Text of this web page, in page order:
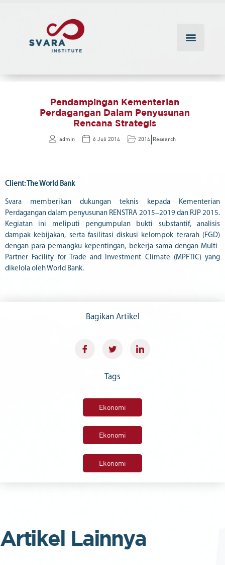
Pendampingan Kementerian
Perdagangan Dalam Penyusunan
Rencana Strategis
admin 6 Juli 2014 2014 Research
Client: The World Bank
Svara memberikan dukungan teknis kepada Kementerian
Perdagangan dalam penyusunan RENSTRA 2015–2019 dan RJP 2015.
Kegiatan ini meliputi pengumpulan bukti substantif, analisis
dampak kebijakan, serta fasilitasi diskusi kelompok terarah (FGD)
dengan para pemangku kepentingan, bekerja sama dengan Multi-
Partner Facility for Trade and Investment Climate (MPFTIC) yang
dikelola oleh World Bank.
Bagikan Artikel
Tags
Ekonomi
Ekonomi
Ekonomi
Artikel Lainnya